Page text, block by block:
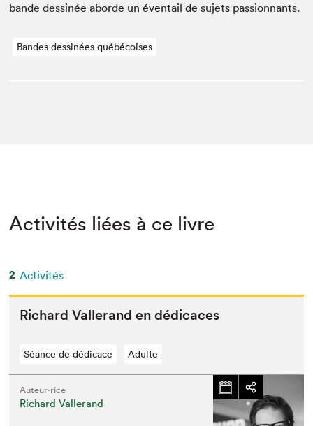
bande dess­inée abor­de un éven­tail de sujets passionnants.
Bandes dessinées québécoises
Activités liées à ce livre
2 Activités
Richard Vallerand en dédicaces
Séance de dédicace Adulte
Auteur·rice
Richard Vallerand